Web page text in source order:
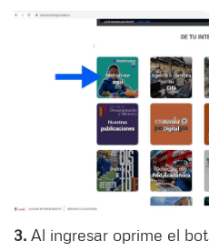
3. Al ingresar oprime el